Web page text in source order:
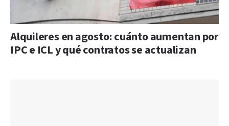
Alquileres en agosto: cuánto aumentan por
IPC e ICL y qué contratos se actualizan